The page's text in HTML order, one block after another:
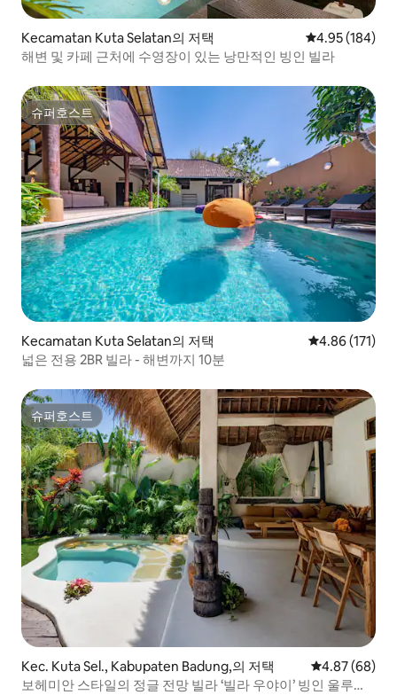
Kecamatan Kuta Selatan의 저택 평점 4.95점(5
4.95 (184)
해변 및 카페 근처에 수영장이 있는 낭만적인 빙인 빌라
슈퍼호스트
슈퍼호스트
Kecamatan Kuta Selatan의 저택 평점 4.86점(5
4.86 (171)
넓은 전용 2BR 빌라 - 해변까지 10분
슈퍼호스트
슈퍼호스트
Kec. Kuta Sel., Kabupaten Badung,의 저택 평점 4.87점(5
4.87 (68)
보헤미안 스타일의 정글 전망 빌라 ‘빌라 우야이’ 빙인 울루와